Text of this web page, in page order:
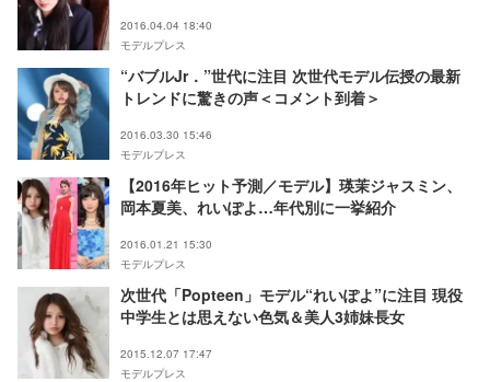
2016.04.04 18:40
モデルプレス
“バブルJr．”世代に注目 次世代モデル伝授の最新
トレンドに驚きの声＜コメント到着＞
2016.03.30 15:46
モデルプレス
【2016年ヒット予測／モデル】瑛茉ジャスミン、
岡本夏美、れいぽよ…年代別に一挙紹介
2016.01.21 15:30
モデルプレス
次世代「Popteen」モデル“れいぽよ”に注目 現役
中学生とは思えない色気＆美人3姉妹長女
2015.12.07 17:47
モデルプレス